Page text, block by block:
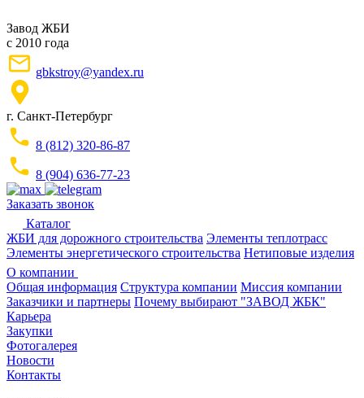
Завод ЖБИ
с 2010 года
gbkstroy@yandex.ru
г. Санкт-Петербург
8 (812) 320-86-87
8 (904) 636-77-23
Заказать звонок
Каталог
ЖБИ для дорожного строительства Элементы теплотрасс
Элементы энергетического строительства Нетиповые изделия
О компании
Общая информация Структура компании Миссия компании
Заказчики и партнеры Почему выбирают "ЗАВОД ЖБК"
Карьера
Закупки
Фотогалерея
Новости
Контакты